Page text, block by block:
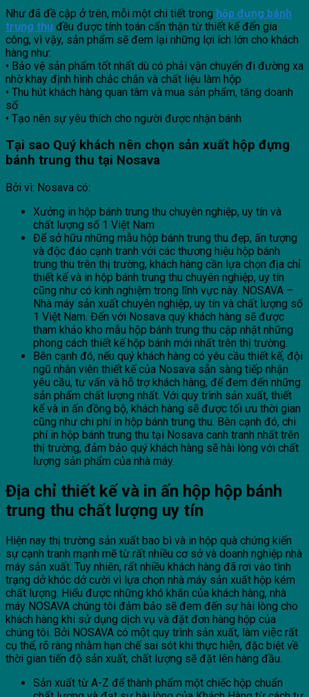
Như đã đề cập ở trên, mỗi một chi tiết trong hộp đựng bánh
trung thu đều được tính toán cẩn thận từ thiết kế đến gia
công, vì vậy, sản phẩm sẽ đem lại những lợi ích lớn cho khách
hàng như:
• Bảo vệ sản phẩm tốt nhất dù có phải vận chuyển đi đường xa
nhờ khay định hình chắc chắn và chất liệu làm hộp
• Thu hút khách hàng quan tâm và mua sản phẩm, tăng doanh
số
• Tạo nên sự yêu thích cho người được nhận bánh
Tại sao Quý khách nên chọn sản xuất hộp đựng
bánh trung thu tại Nosava
Bởi vì: Nosava có:
Xưởng in hộp bánh trung thu chuyên nghiệp, uy tín và
chất lượng số 1 Việt Nam
Để sở hữu những mẫu hộp bánh trung thu đẹp, ấn tượng
và độc đáo cạnh tranh với các thương hiệu hộp bánh
trung thu trên thị trường, khách hàng cần lựa chọn địa chỉ
thiết kế và in hộp bánh trung thu chuyên nghiệp, uy tín
cũng như có kinh nghiệm trong lĩnh vực này. NOSAVA –
Nhà máy sản xuất chuyên nghiệp, uy tín và chất lượng số
1 Việt Nam. Đến với Nosava quý khách hàng sẽ được
tham khảo kho mẫu hộp bánh trung thu cập nhật những
phong cách thiết kế hộp bánh mới nhất trên thị trường.
Bên cạnh đó, nếu quý khách hàng có yêu cầu thiết kế, đội
ngũ nhân viên thiết kế của Nosava sẵn sàng tiếp nhận
yêu cầu, tư vấn và hỗ trợ khách hàng, để đem đến những
sản phẩm chất lượng nhất. Với quy trình sản xuất, thiết
kế và in ấn đồng bộ, khách hàng sẽ được tối ưu thời gian
cũng như chi phí in hộp bánh trung thu. Bên cạnh đó, chi
phí in hộp bánh trung thu tại Nosava canh tranh nhất trên
thị trường, đảm bảo quý khách hàng sẽ hài lòng với chất
lượng sản phẩm của nhà máy.
Địa chỉ thiết kế và in ấn hộp hộp bánh
trung thu chất lượng uy tín
Hiện nay thị trường sản xuất bao bì và in hộp quà chứng kiến
sự cạnh tranh mạnh mẽ từ rất nhiều cơ sở và doanh nghiệp nhà
máy sản xuất. Tuy nhiên, rất nhiều khách hàng đã rơi vào tình
trạng dở khóc dở cười vì lựa chọn nhà máy sản xuất hộp kém
chất lượng. Hiểu được những khó khăn của khách hàng, nhà
máy NOSAVA chúng tôi đảm bảo sẽ đem đến sự hài lòng cho
khách hàng khi sử dụng dịch vụ và đặt đơn hàng hộp của
chúng tôi. Bởi NOSAVA có một quy trình sản xuất, làm việc rất
cụ thể, rõ ràng nhằm hạn chế sai sót khi thực hiện, đặc biệt về
thời gian tiến độ sản xuất, chất lượng sẽ đặt lên hàng đầu.
Sản xuất từ A-Z để thành phẩm một chiếc hộp chuẩn